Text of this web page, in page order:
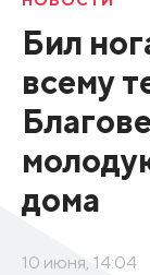
Бил
всему
дома
10 июня, 14:04